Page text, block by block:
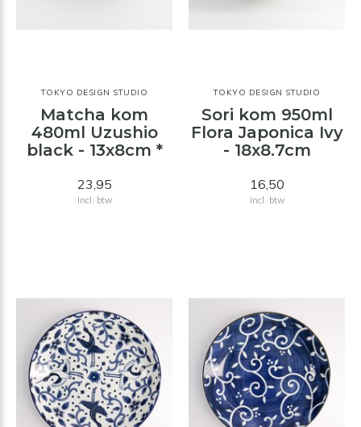
TOKYO DESIGN STUDIO
Matcha kom
480ml Uzushio
black - 13x8cm *
23,95
Incl. btw
TOKYO DESIGN STUDIO
Sori kom 950ml
Flora Japonica Ivy
- 18x8.7cm
16,50
Incl. btw